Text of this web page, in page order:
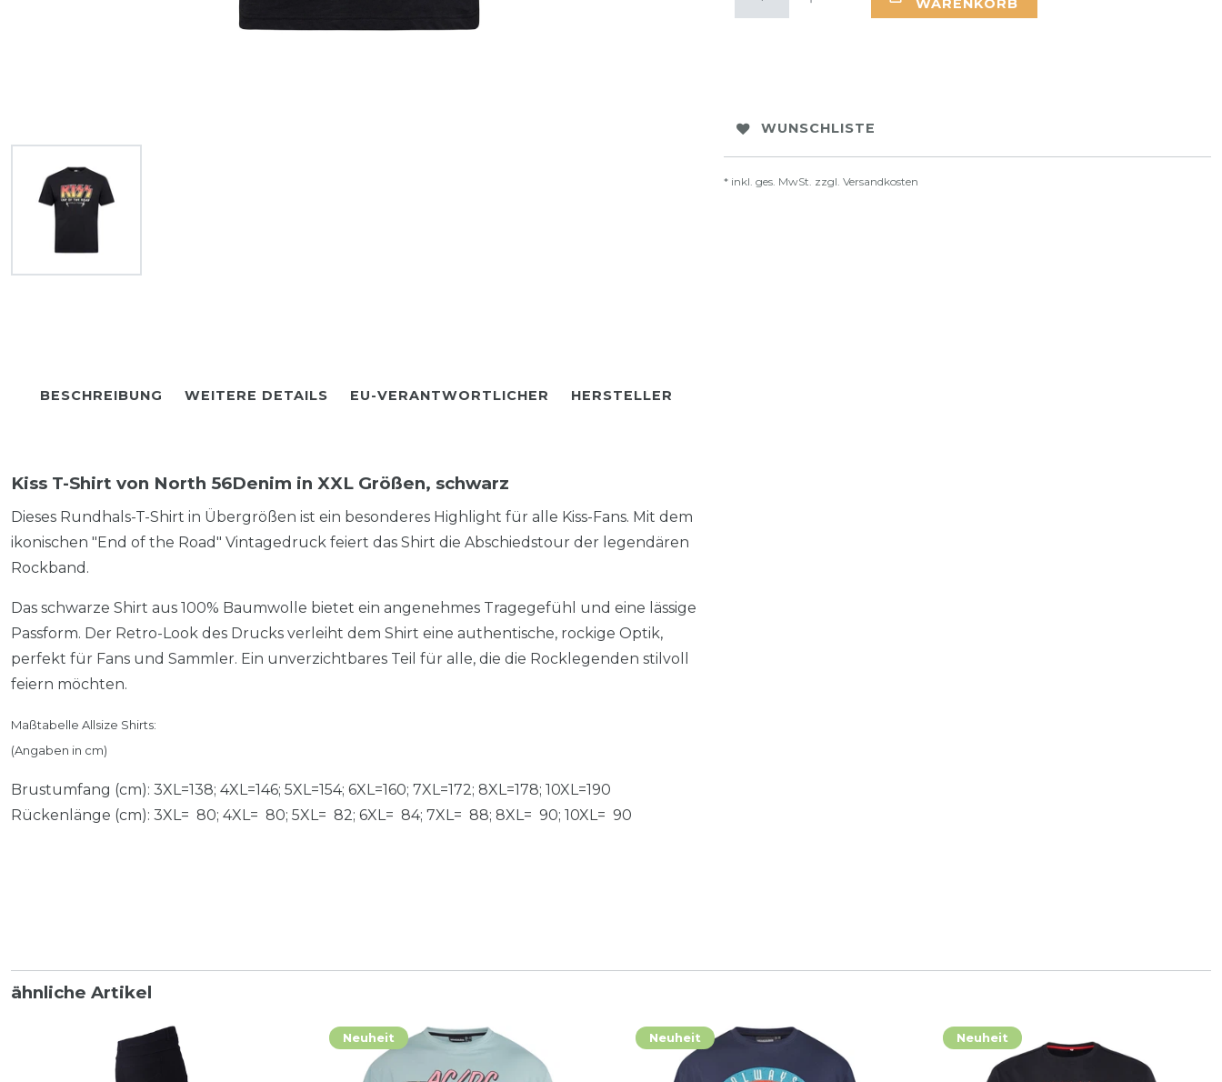
WARENKORB
WUNSCHLISTE
* inkl. ges. MwSt. zzgl. Versandkosten
BESCHREIBUNG WEITERE DETAILS EU-VERANTWORTLICHER HERSTELLER
Kiss T-Shirt von North 56Denim in XXL Größen, schwarz
Dieses Rundhals-T-Shirt in Übergrößen ist ein besonderes Highlight für alle Kiss-Fans. Mit dem
ikonischen "End of the Road" Vintagedruck feiert das Shirt die Abschiedstour der legendären
Rockband.
Das schwarze Shirt aus 100% Baumwolle bietet ein angenehmes Tragegefühl und eine lässige
Passform. Der Retro-Look des Drucks verleiht dem Shirt eine authentische, rockige Optik,
perfekt für Fans und Sammler. Ein unverzichtbares Teil für alle, die die Rocklegenden stilvoll
feiern möchten.
Maßtabelle Allsize Shirts:
(Angaben in cm)
Brustumfang (cm): 3XL=138; 4XL=146; 5XL=154; 6XL=160; 7XL=172; 8XL=178; 10XL=190
Rückenlänge (cm): 3XL= 80; 4XL= 80; 5XL= 82; 6XL= 84; 7XL= 88; 8XL= 90; 10XL= 90
ähnliche Artikel
Neuheit Neuheit Neuheit